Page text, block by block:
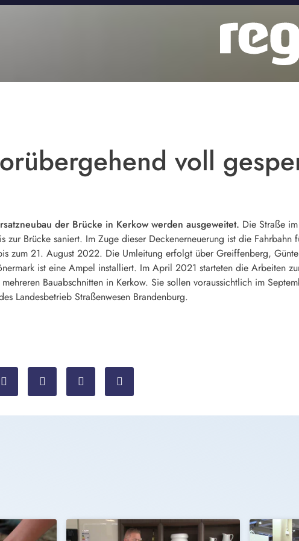
voll
der Brücke in Kerkow werden ausgeweitet. Die Straße
Brücke saniert. Im Zuge dieser Deckenerneuerung ist die Fahrbahn
zum 21. August 2022. Die Umleitung erfolgt über Greiffenberg,
ist eine Ampel installiert. Im April 2021 starteten die Arbeiten
Bauabschnitten in Kerkow. Sie sollen voraussichtlich im
Landesbetrieb Straßenwesen Brandenburg.